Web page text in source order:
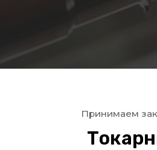
Принимаем